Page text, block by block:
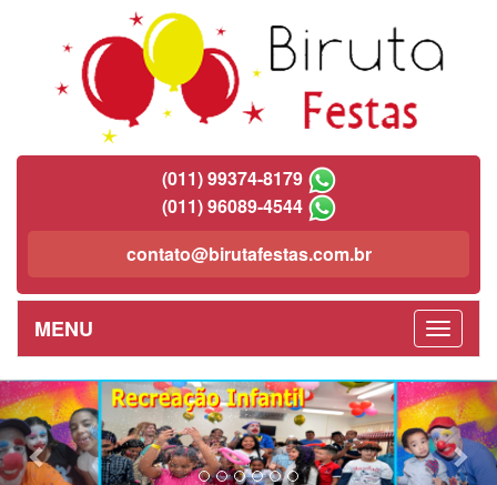
(011) 99374-8179
(011) 96089-4544
contato@birutafestas.com.br
MENU
Previous